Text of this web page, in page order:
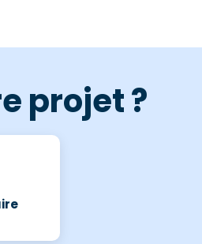
projet ?